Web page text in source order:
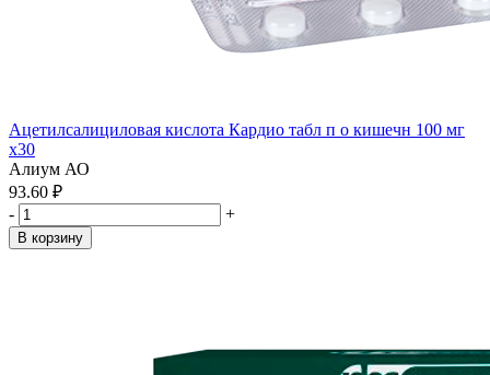
Ацетилсалициловая кислота Кардио табл п о кишечн 100 мг
x30
Алиум АО
93.60 ₽
-
+
В корзину